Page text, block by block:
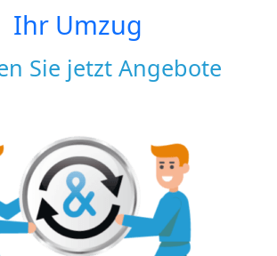
Ihr Umzug
Sie jetzt Angebote